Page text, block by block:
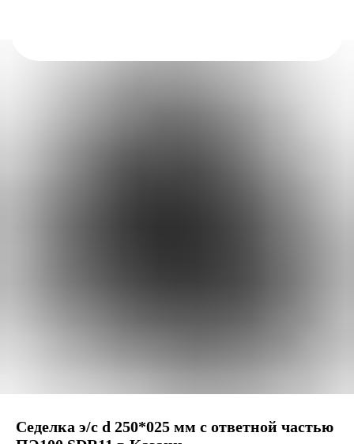
Седелка э/с d 250*025 мм с ответной частью